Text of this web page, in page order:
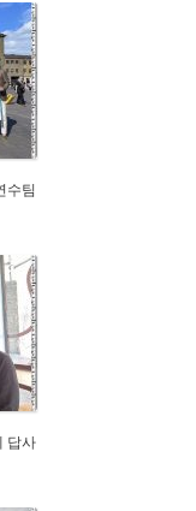
수팀
답사